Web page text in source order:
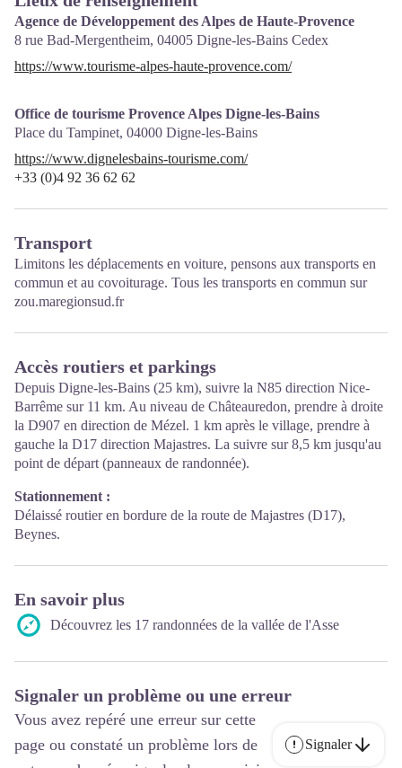
Agence de Développement des Alpes de Haute-Provence
8 rue Bad-Mergentheim, 04005 Digne-les-Bains Cedex
https://www.tourisme-alpes-haute-provence.com/
Office de tourisme Provence Alpes Digne-les-Bains
Place du Tampinet, 04000 Digne-les-Bains
https://www.dignelesbains-tourisme.com/
+33 (0)4 92 36 62 62
Transport
Limitons les déplacements en voiture, pensons aux transports en
commun et au covoiturage. Tous les transports en commun sur
zou.maregionsud.fr
Accès routiers et parkings
Depuis Digne-les-Bains (25 km), suivre la N85 direction Nice-
Barrême sur 11 km. Au niveau de Châteauredon, prendre à droite
la D907 en direction de Mézel. 1 km après le village, prendre à
gauche la D17 direction Majastres. La suivre sur 8,5 km jusqu'au
point de départ (panneaux de randonnée).
Stationnement :
Délaissé routier en bordure de la route de Majastres (D17),
Beynes.
En savoir plus
Découvrez les 17 randonnées de la vallée de l'Asse
Signaler un problème ou une erreur
Vous avez repéré une erreur sur cette
page ou constaté un problème lors de
Signaler